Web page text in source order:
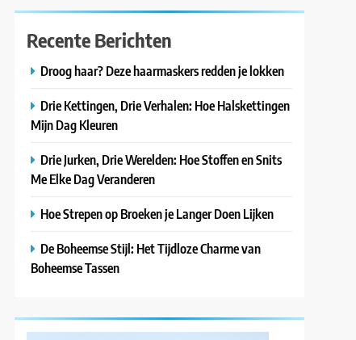
Recente Berichten
Droog haar? Deze haarmaskers redden je lokken
Drie Kettingen, Drie Verhalen: Hoe Halskettingen
Mijn Dag Kleuren
Drie Jurken, Drie Werelden: Hoe Stoffen en Snits
Me Elke Dag Veranderen
Hoe Strepen op Broeken je Langer Doen Lijken
De Boheemse Stijl: Het Tijdloze Charme van
Boheemse Tassen